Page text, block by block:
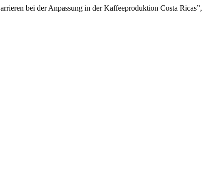
bei der Anpassung in der Kaffeeproduktion Costa Ricas”,